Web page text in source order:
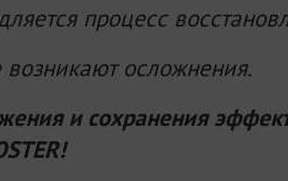
процесс
осложнения.
и сохранения